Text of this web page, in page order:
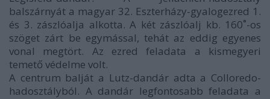
balszárnyát a magyar 32. Eszterházy-gyalogezred 1.
és 3. zászlóalja alkotta. A két zászlóalj kb. 160˚-os
szöget zárt be egymással, tehát az eddig egyenes
vonal megtört. Az ezred feladata a kismegyeri
temető védelme volt.
A centrum balját a Lutz-dandár adta a Colloredo-
hadosztályból. A dandár legfontosabb feladata a